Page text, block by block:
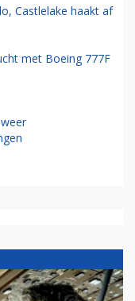
Castlelake haakt af
met Boeing 777F